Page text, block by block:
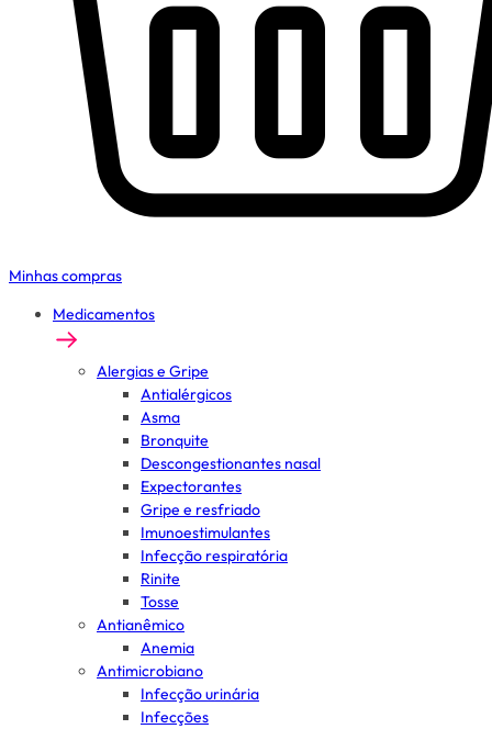
Minhas compras
Medicamentos
Alergias e Gripe
Antialérgicos
Asma
Bronquite
Descongestionantes nasal
Expectorantes
Gripe e resfriado
Imunoestimulantes
Infecção respiratória
Rinite
Tosse
Antianêmico
Anemia
Antimicrobiano
Infecção urinária
Infecções